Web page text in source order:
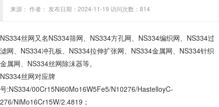
来源： 作者： 发布日期：2024-11-19 访问次数：814
NS334丝网又名NS334筛网、NS334方孔网、NS334编织网、NS334过
滤网、NS334冲孔板、NS334拉伸扩张网、NS334金属网、NS334针织
金属网、NS334丝网除沫器等。
NS334丝网对应牌
号:NS334/00Cr15Ni60Mo16W5Fe5/N10276/HastelloyC-
276/NiMo16Cr15W/2.4819；